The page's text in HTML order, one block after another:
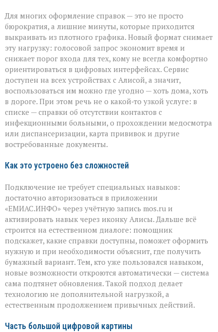
Для многих оформление справок — это не просто
бюрократия, а лишние минуты, которые приходится
выкраивать из плотного графика. Новый формат снимает
эту нагрузку: голосовой запрос экономит время и
снижает порог входа для тех, кому не всегда комфортно
ориентироваться в цифровых интерфейсах. Сервис
доступен на всех устройствах с Алисой, а значит,
воспользоваться им можно где угодно — хоть дома, хоть
в дороге. При этом речь не о какой‑то узкой услуге: в
списке — справки об отсутствии контактов с
инфекционными больными, о прохождении медосмотра
или диспансеризации, карта прививок и другие
востребованные документы.
Как это устроено без сложностей
Подключение не требует специальных навыков:
достаточно авторизоваться в приложении
«ЕМИАС.ИНФО» через учётную запись mos.ru и
активировать навык через иконку Алисы. Дальше всё
строится на естественном диалоге: помощник
подскажет, какие справки доступны, поможет оформить
нужную и при необходимости объяснит, где получить
бумажный вариант. Тем, кто уже пользовался навыком,
новые возможности откроются автоматически — система
сама подтянет обновления. Такой подход делает
технологию не дополнительной нагрузкой, а
естественным продолжением привычных действий.
Часть большой цифровой картины